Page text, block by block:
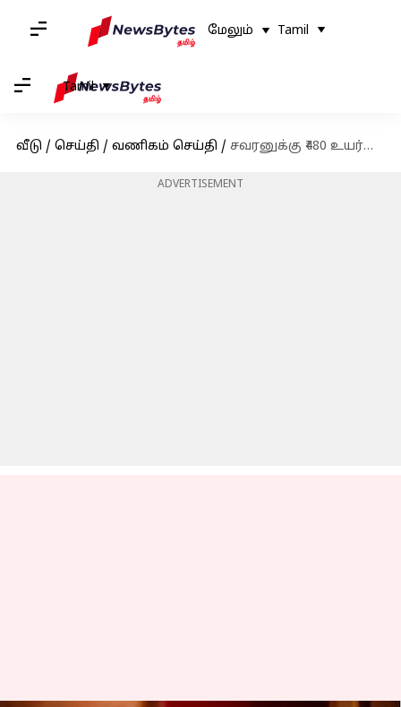
மேலும் Tamil
Tamil
வீடு / செய்தி / வணிகம் செய்தி / சவரனுக்கு ₹480 உயர்வு; இன்றைய (செப்டம்பர் 29) தங்கம் வெள்ளி விலை நிலவரம்
ADVERTISEMENT